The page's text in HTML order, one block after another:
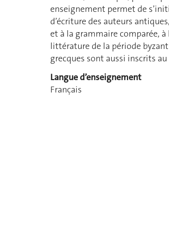
enseignement permet de
d’écriture des auteurs
et à la grammaire comparée,
littérature de la période
grecques sont aussi inscrits
Langue d’enseignement
Français